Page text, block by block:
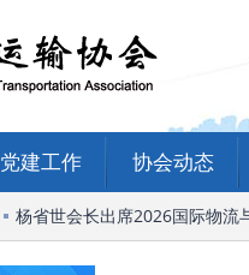
党建工作 协会动态
杨省世会长出席2026国际物流与